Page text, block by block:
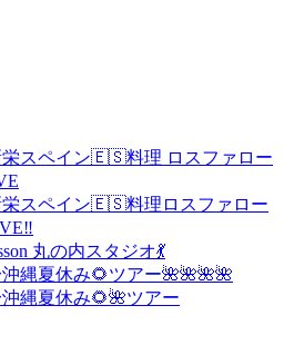
栄スペイン🇪🇸料理 ロスファロー
栄スペイン🇪🇸料理ロスファロー
丸の内スタジオ💃
沖縄夏休み🌻ツアー🌺🌺🌺🌺
縄夏休み🌻🌺ツアー